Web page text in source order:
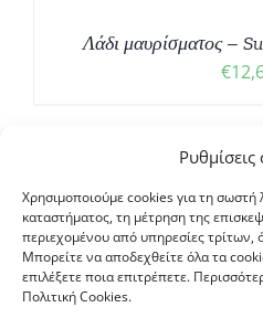
Χρησιμοποιούμε cookies για τη σωστή
καταστήματος, τη μέτρηση της
περιεχομένου από υπηρεσίες
Μπορείτε να αποδεχθείτε όλα τα
επιλέξετε ποια επιτρέπετε.
Πολιτική Cookies.
Λάδι μαυρίσματος –
€